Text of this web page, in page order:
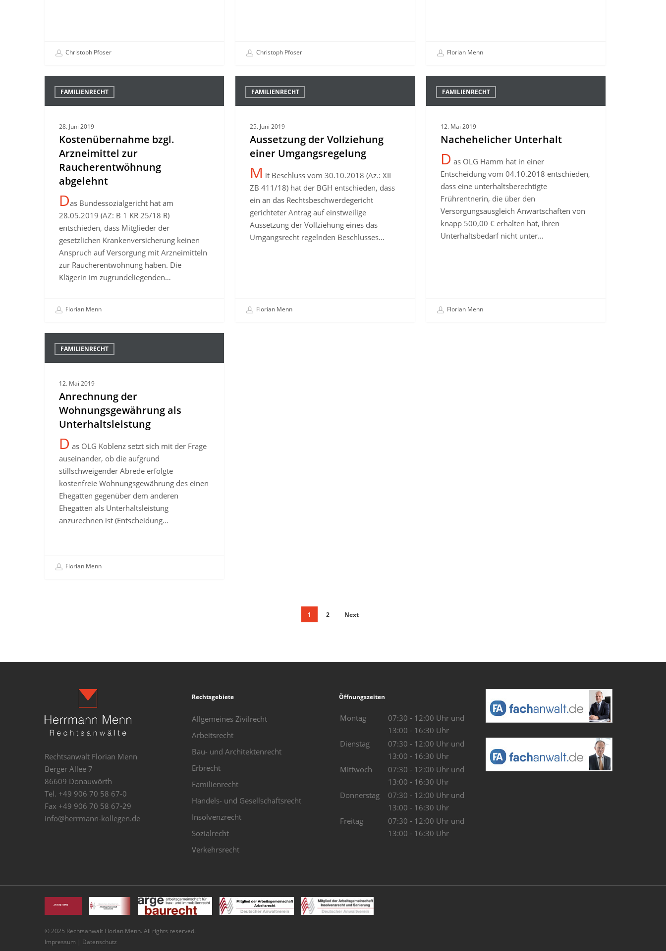
Christoph Pfoser Christoph Pfoser Florian Menn
Arzneimittel
Raucherentwöhnung
abgelehnt
FAMILIENRECHT
28. Juni 2019
Kostenübernahme bzgl.
Arzneimittel zur
Raucherentwöhnung
abgelehnt
Das Bundessozialgericht hat am
28.05.2019 (AZ: B 1 KR 25/18 R)
entschieden, dass Mitglieder der
gesetzlichen Krankenversicherung keinen
Anspruch auf Versorgung mit Arzneimitteln
zur Raucherentwöhnung haben. Die
Klägerin im zugrundeliegenden…
Florian Menn
Vollziehung
Umgangsregelung
FAMILIENRECHT
25. Juni 2019
Aussetzung der Vollziehung
einer Umgangsregelung
M it Beschluss vom 30.10.2018 (Az.: XII
ZB 411/18) hat der BGH entschieden, dass
ein an das Rechtsbeschwerdegericht
gerichteter Antrag auf einstweilige
Aussetzung der Vollziehung eines das
Umgangsrecht regelnden Beschlusses…
Florian Menn
Unterhalt
FAMILIENRECHT
12. Mai 2019
Nachehelicher Unterhalt
D as OLG Hamm hat in einer
Entscheidung vom 04.10.2018 entschieden,
dass eine unterhaltsberechtigte
Frührentnerin, die über den
Versorgungsausgleich Anwartschaften von
knapp 500,00 € erhalten hat, ihren
Unterhaltsbedarf nicht unter…
Florian Menn
Wohnungsgewährung
Unterhaltsleistung
FAMILIENRECHT
12. Mai 2019
Anrechnung der
Wohnungsgewährung als
Unterhaltsleistung
D as OLG Koblenz setzt sich mit der Frage
auseinander, ob die aufgrund
stillschweigender Abrede erfolgte
kostenfreie Wohnungsgewährung des einen
Ehegatten gegenüber dem anderen
Ehegatten als Unterhaltsleistung
anzurechnen ist (Entscheidung…
Florian Menn
1 2 Next
Rechtsanwalt Florian Menn
Berger Allee 7
86609 Donauwörth
Tel. +49 906 70 58 67-0
Fax +49 906 70 58 67-29
info@herrmann-kollegen.de
Rechtsgebiete
Allgemeines Zivilrecht
Arbeitsrecht
Bau- und Architektenrecht
Erbrecht
Familienrecht
Handels- und Gesellschaftsrecht
Insolvenzrecht
Sozialrecht
Verkehrsrecht
Öffnungszeiten
Montag
07:30 - 12:00 Uhr und
13:00 - 16:30 Uhr
Dienstag
07:30 - 12:00 Uhr und
13:00 - 16:30 Uhr
Mittwoch
07:30 - 12:00 Uhr und
13:00 - 16:30 Uhr
Donnerstag
07:30 - 12:00 Uhr und
13:00 - 16:30 Uhr
Freitag
07:30 - 12:00 Uhr und
13:00 - 16:30 Uhr
© 2025 Rechtsanwalt Florian Menn. All rights reserved.
Impressum | Datenschutz